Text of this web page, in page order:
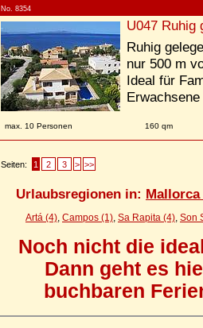
No. 8354
U047 Ruhig
Ruhig
nur 500 m
Ideal für
max. 10 Personen 160 qm
Seiten: 1 2 3 > >>
Urlaubsregionen in: Mallorca
Artá (4), Campos (1), Sa Rapita (4), Son
Noch nicht die
Dann geht es
buchbaren